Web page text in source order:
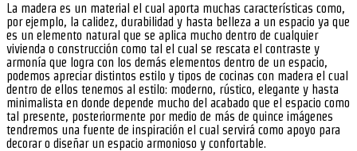
La madera es un material el cual aporta muchas características como,
por ejemplo, la calidez, durabilidad y hasta belleza a un espacio ya que
es un elemento natural que se aplica mucho dentro de cualquier
vivienda o construcción como tal el cual se rescata el contraste y
armonía que logra con los demás elementos dentro de un espacio,
podemos apreciar distintos estilo y tipos de cocinas con madera el cual
dentro de ellos tenemos al estilo: moderno, rústico, elegante y hasta
minimalista en donde depende mucho del acabado que el espacio como
tal presente, posteriormente por medio de más de quince imágenes
tendremos una fuente de inspiración el cual servirá como apoyo para
decorar o diseñar un espacio armonioso y confortable.